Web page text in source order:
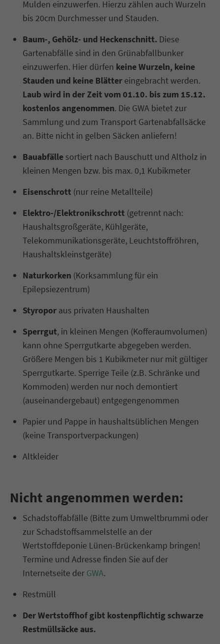
Mulden einzuwerfen. Hierzu zählen auch Wurzeln
bis 20cm Durchmesser und Stauden.
Baum-, Gehölz- und Heckenschnitt. Diese
Gartenabfälle sind in den Grünabfallbunker
einzuwerfen. Hier dürfen keine Wurzeln, keine
Stauden und keine Blätter eingebracht werden.
Laub wird in der Zeit vom 01.10. bis zum 15.12.
kostenlos angenommen. Die GWA bietet zur
Sammlung und zum Transport Gartenabfallsäcke
an. Bitte nicht in gelben Säcken anliefern!
Bauabfälle sortiert nach Bauschutt und Altholz in
kleinen Mengen bzw. bis max. 0,1 Kubikmeter
Eisenschrott (nur reine Metallteile)
Elektro-/Elektronikschrott (getrennt nach:
Haushaltsgroßgeräte, Kühlgeräte,
Telekommunikationsgeräte, Leuchtstoffröhren,
Haushaltskleinstgeräte)
Naturkorken (Korksammlung für ein
Epilepsiezentrum)
Styropor aus privaten Haushalten
Sperrgut, in kleinen Mengen (Kofferaumvolumen)
kann ohne Sperrgutkarte abgegeben werden.
Größere Mengen bis 1 Kubikmeter nur mit gültiger
Sperrgutkarte. Sperrige Teile (z.B. Schränke und
Kommoden) werden nur noch demontiert
(auseinandergebaut) entgegengenommen
Papier und Pappe in haushaltsüblichen Mengen
(keine Transportverpackungen)
Altkleider
Nicht angenommen werden:
Schadstoffabfälle (Bitte zum Umweltbrummi oder
zur Schadstoffsammelstelle an der
Wertstoffdeponie Lünen-Brückenkamp bringen!
Termine und Adresse finden Sie auf der
Internetseite der GWA.
Restmüll
Der Wertstoffhof gibt kostenpflichtig schwarze
Restmüllsäcke aus.